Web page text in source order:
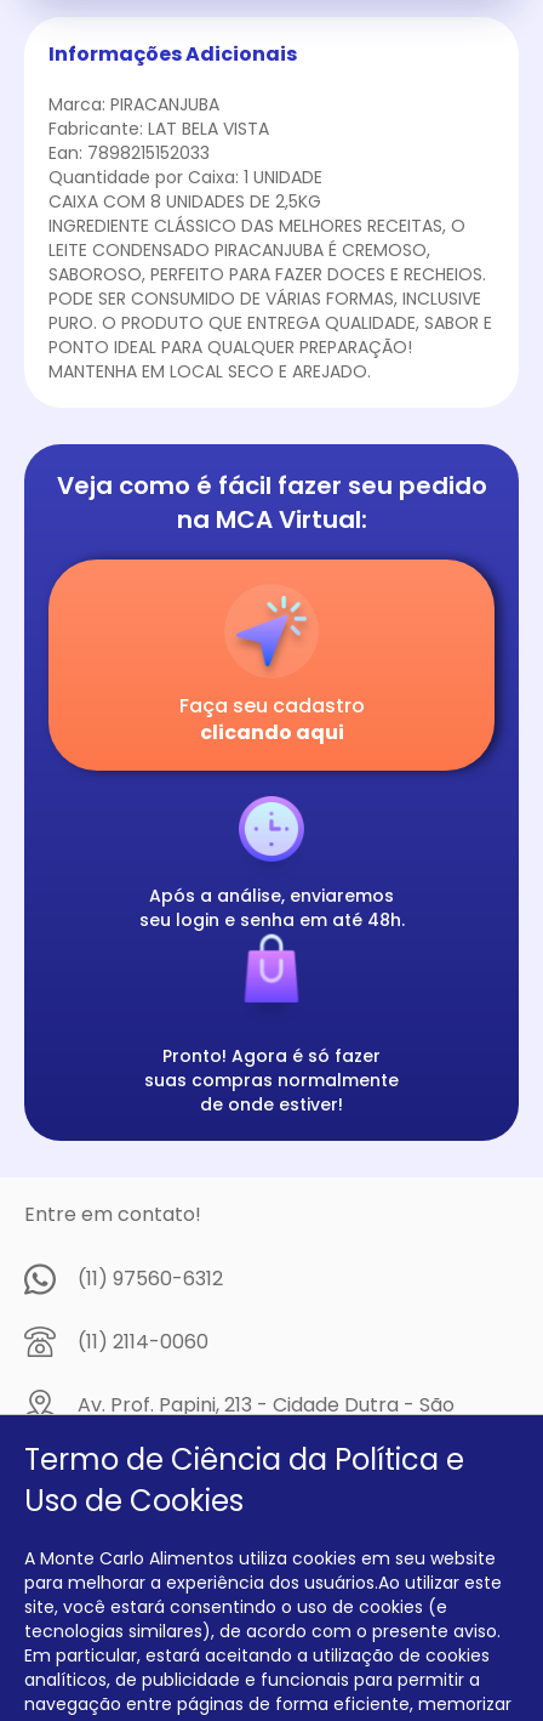
Informações Adicionais
Marca: PIRACANJUBA
Fabricante: LAT BELA VISTA
Ean: 7898215152033
Quantidade por Caixa: 1 UNIDADE
CAIXA COM 8 UNIDADES DE 2,5KG
INGREDIENTE CLÁSSICO DAS MELHORES RECEITAS, O
LEITE CONDENSADO PIRACANJUBA É CREMOSO,
SABOROSO, PERFEITO PARA FAZER DOCES E RECHEIOS.
PODE SER CONSUMIDO DE VÁRIAS FORMAS, INCLUSIVE
PURO. O PRODUTO QUE ENTREGA QUALIDADE, SABOR E
PONTO IDEAL PARA QUALQUER PREPARAÇÃO!
MANTENHA EM LOCAL SECO E AREJADO.
Veja como é fácil fazer seu pedido
na MCA Virtual:
Faça seu cadastro
clicando aqui
Após a análise, enviaremos
seu login e senha em até 48h.
Pronto! Agora é só fazer
suas compras normalmente
de onde estiver!
Entre em contato!
(11) 97560-6312
(11) 2114-0060
Av. Prof. Papini, 213 - Cidade Dutra - São
Compre na
MCA Virtual!
Siga a Monte Carlo Alimentos nas redes sociais!
INTERFRIOS COMÉRCIO DE FRIOS E LATICÍNIOS EIRELI CNPJ:
Termo de Ciência da Política e
Uso de Cookies
A Monte Carlo Alimentos utiliza cookies em seu website
para melhorar a experiência dos usuários.Ao utilizar este
site, você estará consentindo o uso de cookies (e
tecnologias similares), de acordo com o presente aviso.
Em particular, estará aceitando a utilização de cookies
analíticos, de publicidade e funcionais para permitir a
navegação entre páginas de forma eficiente, memorizar